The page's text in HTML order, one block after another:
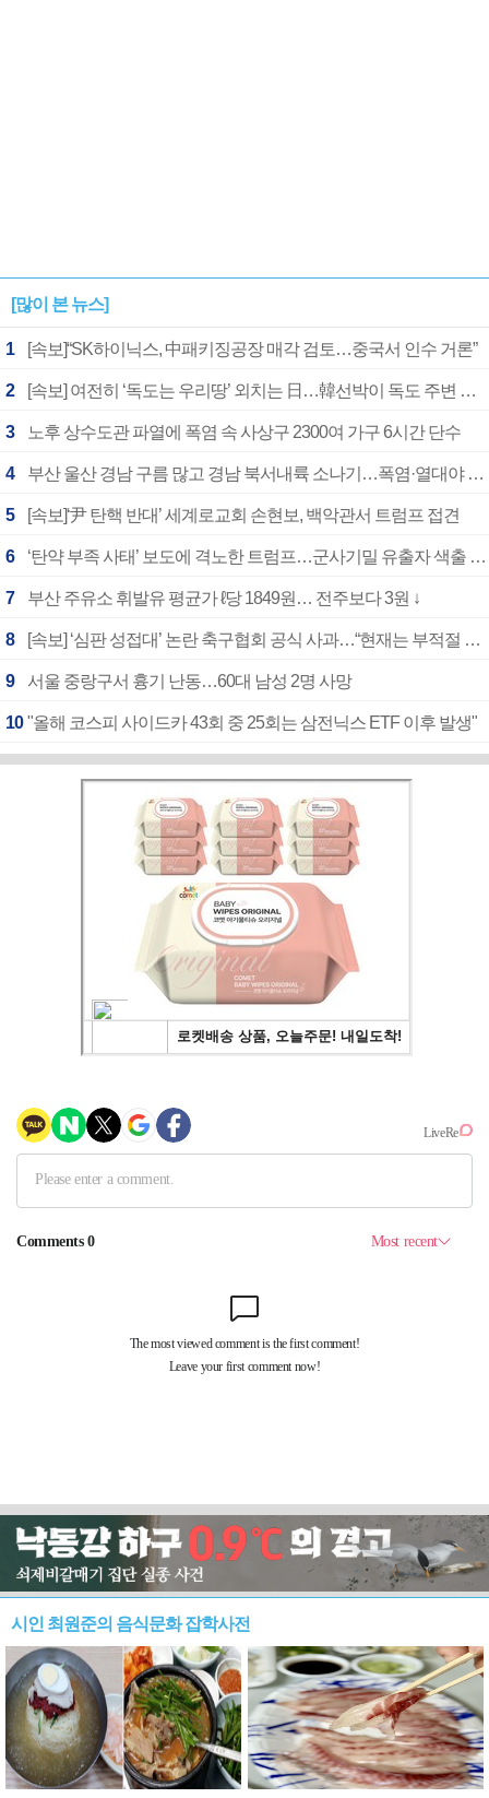
[많이 본 뉴스]
1 [속보]“SK하이닉스, 中패키징공장 매각 검토…중국서 인수 거론”
2 [속보] 여전히 ‘독도는 우리땅’ 외치는 日…韓선박이 독도 주변 해양조사 활동하자 반발
3 노후 상수도관 파열에 폭염 속 사상구 2300여 가구 6시간 단수
4 부산 울산 경남 구름 많고 경남 북서내륙 소나기…폭염·열대야 계속
5 [속보]‘尹 탄핵 반대’ 세계로교회 손현보, 백악관서 트럼프 접견
6 ‘탄약 부족 사태’ 보도에 격노한 트럼프…군사기밀 유출자 색출 지시
7 부산 주유소 휘발유 평균가 ℓ당 1849원… 전주보다 3원 ↓
8 [속보] ‘심판 성접대’ 논란 축구협회 공식 사과…“현재는 부적절 행위 없어”
9 서울 중랑구서 흉기 난동…60대 남성 2명 사망
10 "올해 코스피 사이드카 43회 중 25회는 삼전닉스 ETF 이후 발생"
시인 최원준의 음식문화 잡학사전